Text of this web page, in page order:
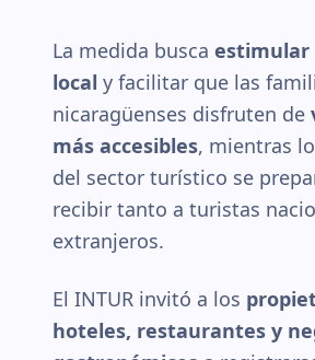
La medida busca estimular
local y facilitar que las
nicaragüenses disfruten de
más accesibles, mientras
del sector turístico se
recibir tanto a turistas
extranjeros.
El INTUR invitó a los
hoteles, restaurantes y